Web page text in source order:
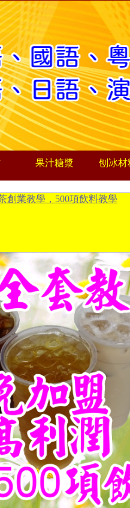
果汁糖漿 刨冰材
創業教學，500項飲料教學